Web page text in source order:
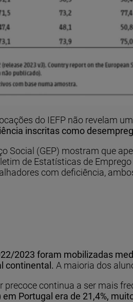
do IEFP não revelam
inscritas como
Social (GEP) mostram que
de Estatísticas de
com deficiência,
2023 foram mobilizadas
continental. A maioria dos
precoce continua a ser mais
em Portugal era de 21,4%,